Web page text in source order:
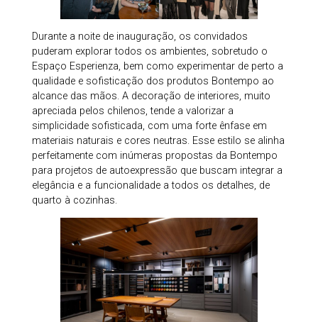
Durante a noite de inauguração, os convidados
puderam explorar todos os ambientes, sobretudo o
Espaço Esperienza, bem como experimentar de perto a
qualidade e sofisticação dos produtos Bontempo ao
alcance das mãos. A decoração de interiores, muito
apreciada pelos chilenos, tende a valorizar a
simplicidade sofisticada, com uma forte ênfase em
materiais naturais e cores neutras. Esse estilo se alinha
perfeitamente com inúmeras propostas da Bontempo
para projetos de autoexpressão que buscam integrar a
elegância e a funcionalidade a todos os detalhes, de
quarto à cozinhas.